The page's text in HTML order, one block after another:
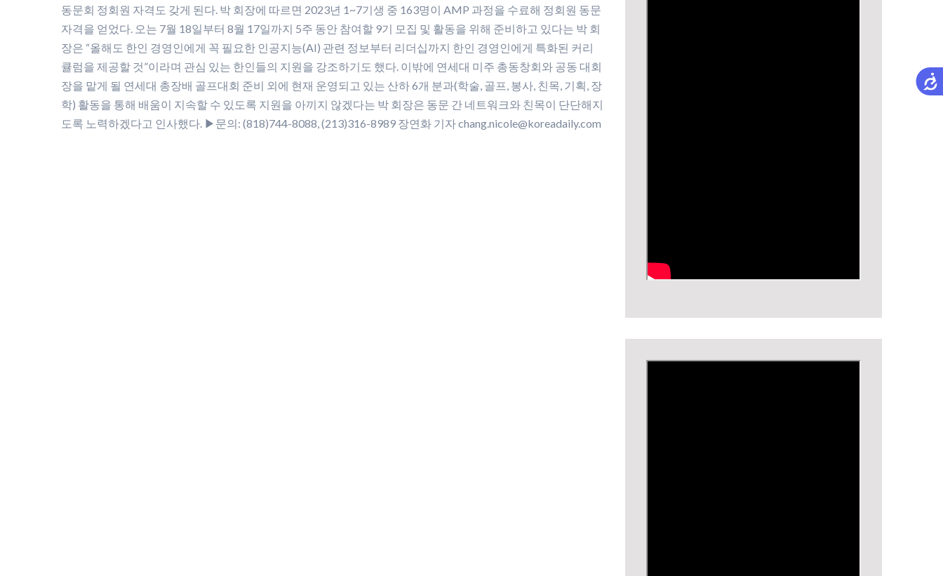
동문회 정회원 자격도 갖게 된다. 박 회장에 따르면 2023년 1~7기생 중 163명이 AMP 과정을 수료해 정회원 동문
자격을 얻었다. 오는 7월 18일부터 8월 17일까지 5주 동안 참여할 9기 모집 및 활동을 위해 준비하고 있다는 박 회
장은 “올해도 한인 경영인에게 꼭 필요한 인공지능(AI) 관련 정보부터 리더십까지 한인 경영인에게 특화된 커리
큘럼을 제공할 것”이라며 관심 있는 한인들의 지원을 강조하기도 했다. 이밖에 연세대 미주 총동창회와 공동 대회
장을 맡게 될 연세대 총장배 골프대회 준비 외에 현재 운영되고 있는 산하 6개 분과(학술, 골프, 봉사, 친목, 기획, 장
학) 활동을 통해 배움이 지속할 수 있도록 지원을 아끼지 않겠다는 박 회장은 동문 간 네트워크와 친목이 단단해지
도록 노력하겠다고 인사했다. ▶문의: (818)744-8088, (213)316-8989 장연화 기자 chang.nicole@koreadaily.com